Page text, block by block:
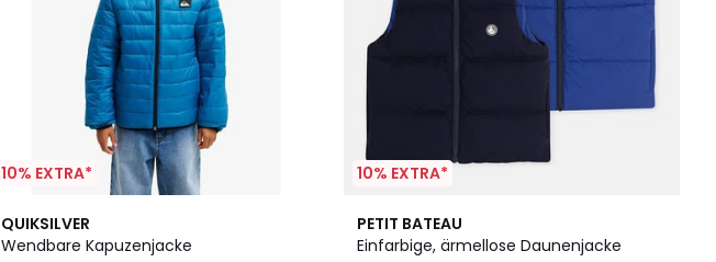
10% EXTRA*
QUIKSILVER
Wendbare Kapuzenjacke
2
Farben
10% EXTRA*
PETIT BATEAU
Einfarbige, ärmellose Daunenjacke